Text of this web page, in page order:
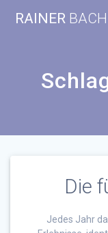
RAINER
Die
Jedes Jahr